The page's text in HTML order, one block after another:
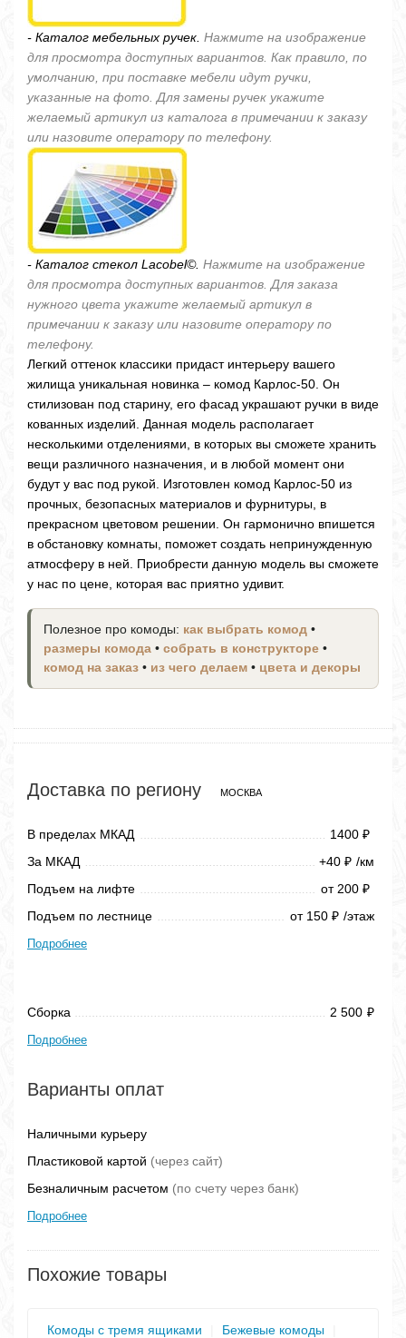
- Каталог мебельных ручек. Нажмите на изображение
для просмотра доступных вариантов. Как правило, по
умолчанию, при поставке мебели идут ручки,
указанные на фото. Для замены ручек укажите
желаемый артикул из каталога в примечании к заказу
или назовите оператору по телефону.
- Каталог стекол Lacobel©. Нажмите на изображение
для просмотра доступных вариантов. Для заказа
нужного цвета укажите желаемый артикул в
примечании к заказу или назовите оператору по
телефону.
Легкий оттенок классики придаст интерьеру вашего
жилища уникальная новинка – комод Карлос-50. Он
стилизован под старину, его фасад украшают ручки в виде
кованных изделий. Данная модель располагает
несколькими отделениями, в которых вы сможете хранить
вещи различного назначения, и в любой момент они
будут у вас под рукой. Изготовлен комод Карлос-50 из
прочных, безопасных материалов и фурнитуры, в
прекрасном цветовом решении. Он гармонично впишется
в обстановку комнаты, поможет создать непринужденную
атмосферу в ней. Приобрести данную модель вы сможете
у нас по цене, которая вас приятно удивит.
Полезное про комоды: как выбрать комод •
размеры комода • собрать в конструкторе •
комод на заказ • из чего делаем • цвета и декоры
Доставка по региону МОСКВА
В пределах МКАД 1400 ₽
За МКАД +40 ₽ /км
Подъем на лифте
от 200 ₽
Подъем по лестнице от 150 ₽ /этаж
Подробнее
Сборка 2 500 ₽
Подробнее
Варианты оплат
Наличными курьеру
Пластиковой картой (через сайт)
Безналичным расчетом (по счету через банк)
Подробнее
Похожие товары
Комоды с тремя ящиками Бежевые комоды